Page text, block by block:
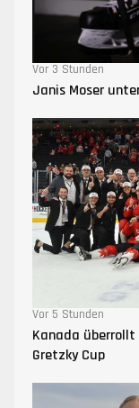
Vor 3 Stunden
Janis Moser
Vor 5 Stunden
Kanada überrollt
Gretzky Cup